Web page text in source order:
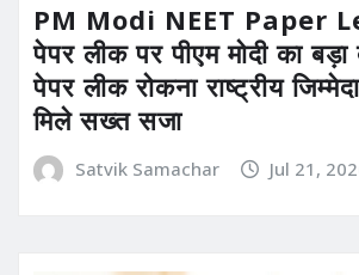
PM Modi NEET Paper
पेपर लीक पर पीएम मोदी का
पेपर लीक रोकना राष्ट्रीय
मिले सख्त सजा
Satvik Samachar Jul 21,